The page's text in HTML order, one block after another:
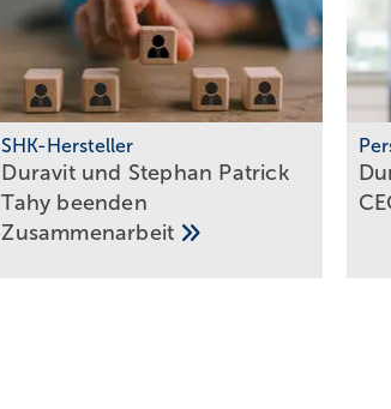
SHK-Hersteller
Duravit und Stephan Patrick
Tahy be­en­den
Zu­sam­men­ar­beit